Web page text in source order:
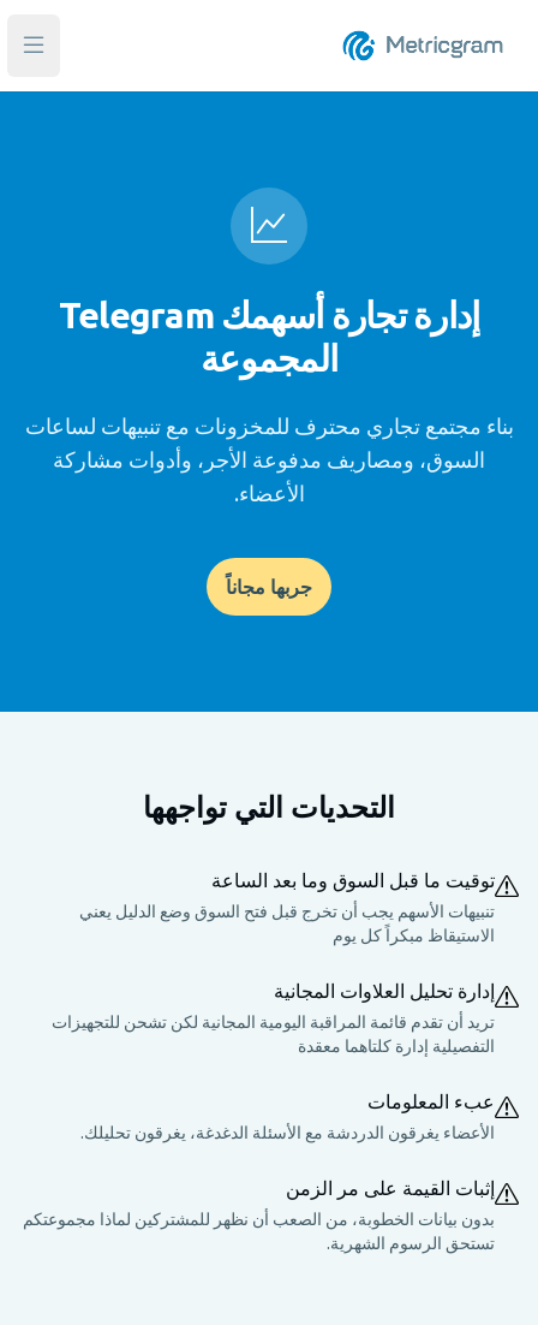
فتح
إدارة تجارة أسهمك Telegram
المجموعة
بناء مجتمع تجاري محترف للمخزونات مع تنبيهات لساعات
السوق، ومصاريف مدفوعة الأجر، وأدوات مشاركة
الأعضاء.
جربها مجاناً
التحديات التي تواجهها
توقيت ما قبل السوق وما بعد الساعة
تنبيهات الأسهم يجب أن تخرج قبل فتح السوق وضع الدليل يعني
الاستيقاظ مبكراً كل يوم
إدارة تحليل العلاوات المجانية
تريد أن تقدم قائمة المراقبة اليومية المجانية لكن تشحن للتجهيزات
التفصيلية إدارة كلتاهما معقدة
عبء المعلومات
الأعضاء يغرقون الدردشة مع الأسئلة الدغدغة، يغرقون تحليلك.
إثبات القيمة على مر الزمن
بدون بيانات الخطوبة، من الصعب أن نظهر للمشتركين لماذا مجموعتكم
تستحق الرسوم الشهرية.